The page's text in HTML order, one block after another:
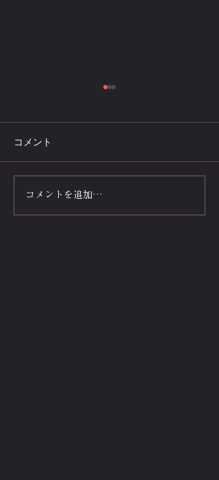
筋肉王決定戦💪
TEPPEN2024【芸能界ベン
コメント
コメントを追加…